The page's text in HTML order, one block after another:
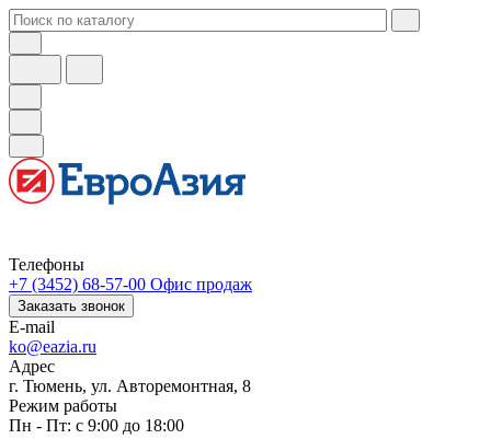
Телефоны
+7 (3452) 68-57-00 Офис продаж
Заказать звонок
E-mail
ko@eazia.ru
Адрес
г. Тюмень, ул. Авторемонтная, 8
Режим работы
Пн - Пт: с 9:00 до 18:00